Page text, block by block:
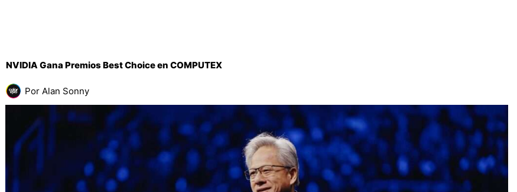
NVIDIA Gana Premios Best Choice en COMPUTEX
Por Alan Sonny